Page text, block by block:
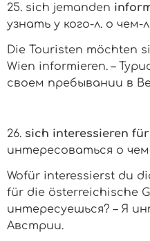
25. sich jemanden
узнать у кого-л. о чем-
Die Touristen möchten
Wien informieren. –
своем пребывании в
26. sich interessieren für
интересоваться о
Wofür interessierst du
für die österreichische
интересуешься? – Я
Австрии.